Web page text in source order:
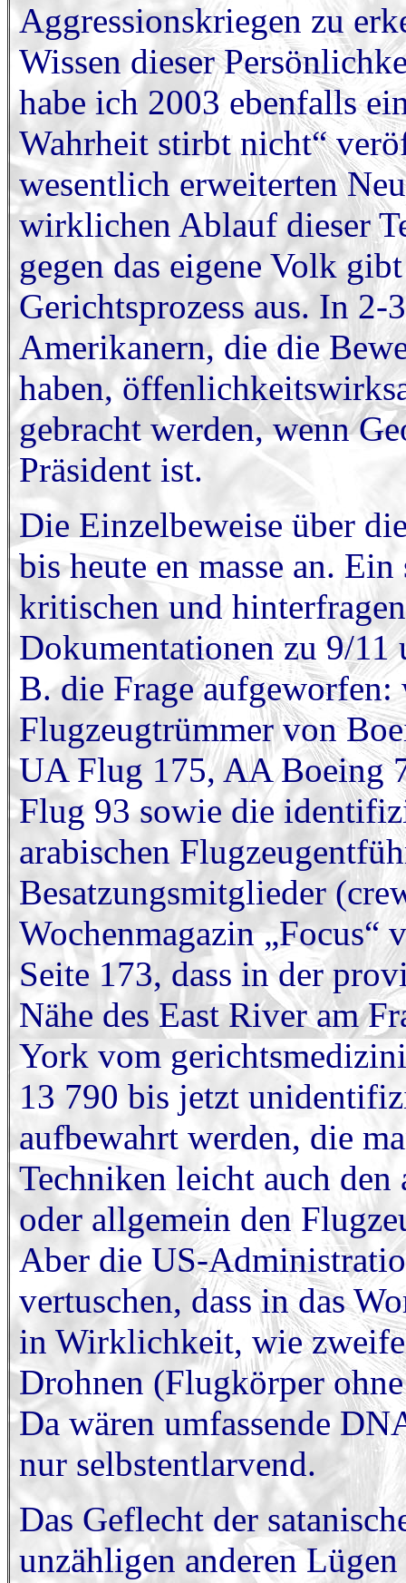
Aggressionskriegen zu
Wissen dieser
habe ich 2003 ebenfalls
Wahrheit stirbt nicht“
wesentlich erweiterten
wirklichen Ablauf dieser
gegen das eigene Volk
Gerichtsprozess aus. In
Amerikanern, die die
haben,
gebracht werden, wenn
Präsident ist.
Die Einzelbeweise über
bis heute en masse an.
kritischen und
Dokumentationen zu 9/11
B. die Frage
Flugzeugtrümmer von
UA Flug 175, AA Boeing
Flug 93 sowie die
arabischen
Besatzungsmitglieder
Wochenmagazin „Focus“
Seite 173, dass in der
Nähe des East River am
York vom
13 790 bis jetzt
aufbewahrt werden, die
Techniken leicht auch den
oder allgemein den
Aber die US-
vertuschen, dass in das
in Wirklichkeit, wie
Drohnen (Flugkörper
Da wären umfassende
nur selbstentlarvend.
Das Geflecht der
unzähligen anderen